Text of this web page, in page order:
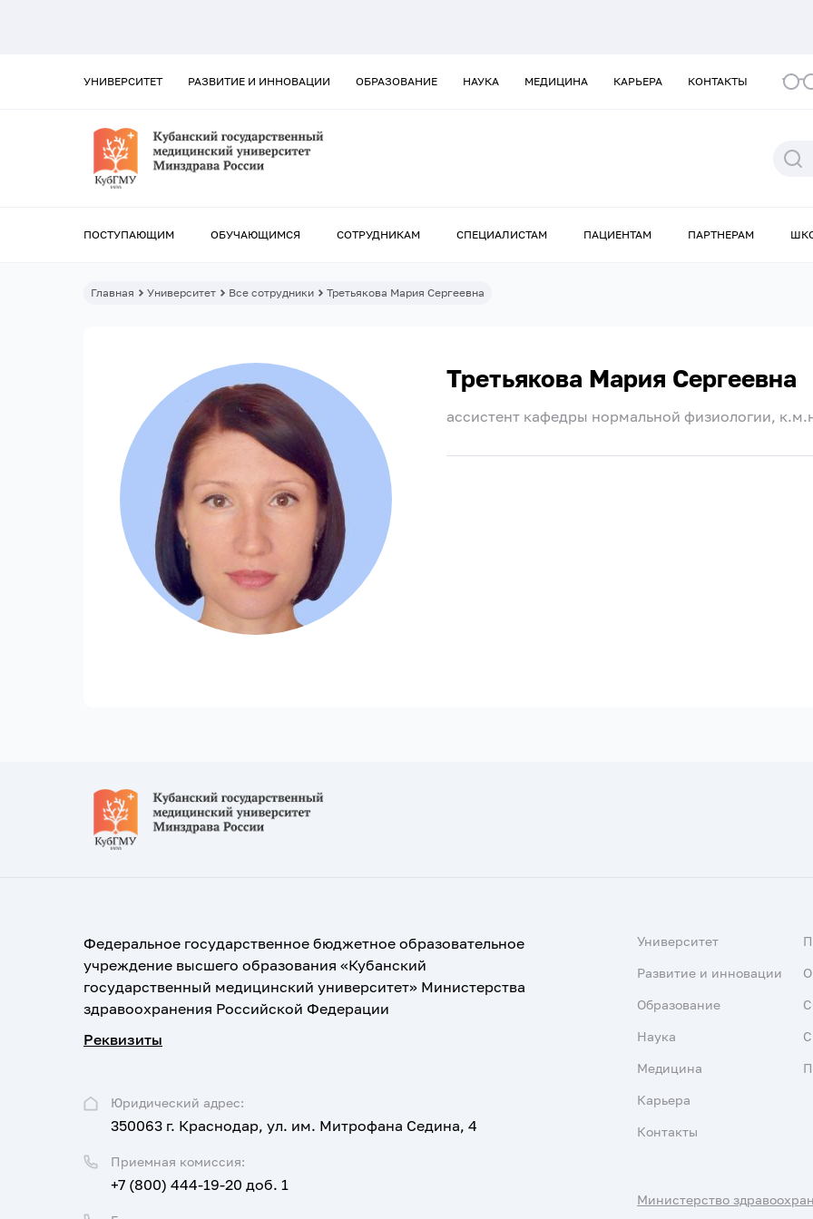
УНИВЕРСИТЕТ РАЗВИТИЕ И ИННОВАЦИИ ОБРАЗОВАНИЕ НАУКА МЕДИЦИНА КАРЬЕРА КОНТАКТЫ
ПОСТУПАЮЩИМ ОБУЧАЮЩИМСЯ СОТРУДНИКАМ СПЕЦИАЛИСТАМ ПАЦИЕНТАМ ПАРТНЕРАМ
Главная Университет Все сотрудники Третьякова Мария Сергеевна
Третьякова Мария Сергеевна
ассистент кафедры нормальной физиологии,
Федеральное государственное бюджетное образовательное
учреждение высшего образования «Кубанский
государственный медицинский университет» Министерства
здравоохранения Российской Федерации
Реквизиты
Юридический адрес:
350063 г. Краснодар, ул. им. Митрофана Седина, 4
Приемная комиссия:
+7 (800) 444-19-20 доб. 1
Университет
Развитие и инновации
Образование
Наука
Медицина
Карьера
Контакты
Министерство